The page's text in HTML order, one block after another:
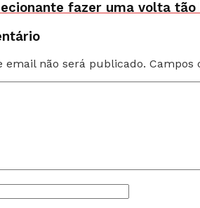
fazer uma volta
email não será publicado. Campos